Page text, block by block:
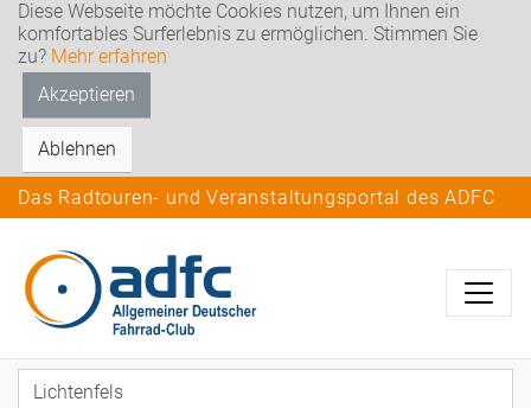
Diese Webseite möchte Cookies nutzen, um Ihnen ein
komfortables Surferlebnis zu ermöglichen. Stimmen Sie
zu? Mehr erfahren
Akzeptieren
Ablehnen
Das Radtouren- und Veranstaltungsportal des ADFC